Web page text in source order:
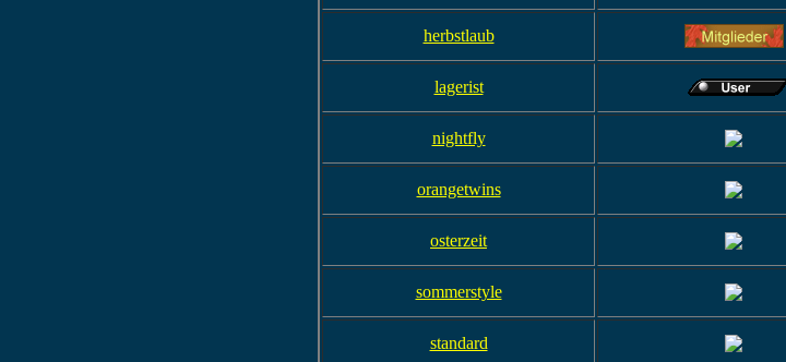
herbstlaub
lagerist
nightfly
orangetwins
osterzeit
sommerstyle
standard